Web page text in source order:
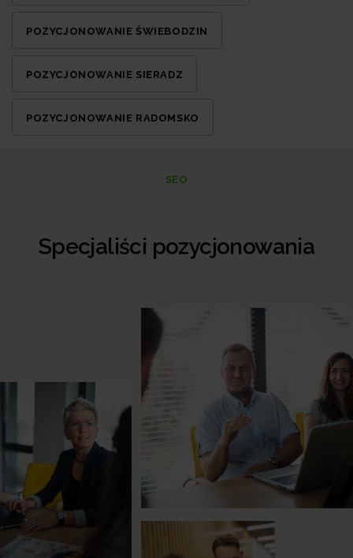
POZYCJONOWANIE ŚWIEBODZIN
POZYCJONOWANIE SIERADZ
POZYCJONOWANIE RADOMSKO
SEO
Specjaliści pozycjonowania